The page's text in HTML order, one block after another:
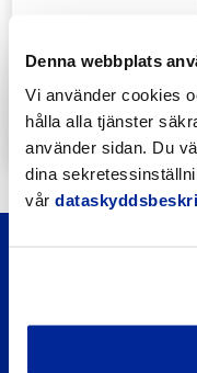
Denna webbplats
Vi använder cookies
hålla alla tjänster
använder sidan. Du
dina
vår